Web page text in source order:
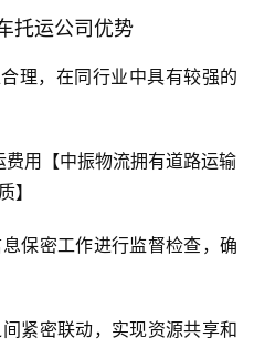
托运公司优势
理，在同行业中具有较强的
保密工作进行监督检查，确
紧密联动，实现资源共享和